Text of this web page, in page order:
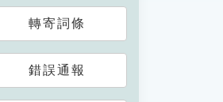
轉寄詞條
錯誤通報